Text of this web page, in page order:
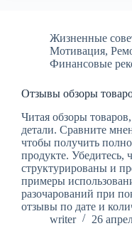
Жизненные
Мотивация,
Финансовые
Отзывы обзоры
Читая обзоры
детали. Сравните
чтобы получить
продукте. Убедитесь,
структурированы и
примеры
разочарований при
отзывы по дате и
writer
26